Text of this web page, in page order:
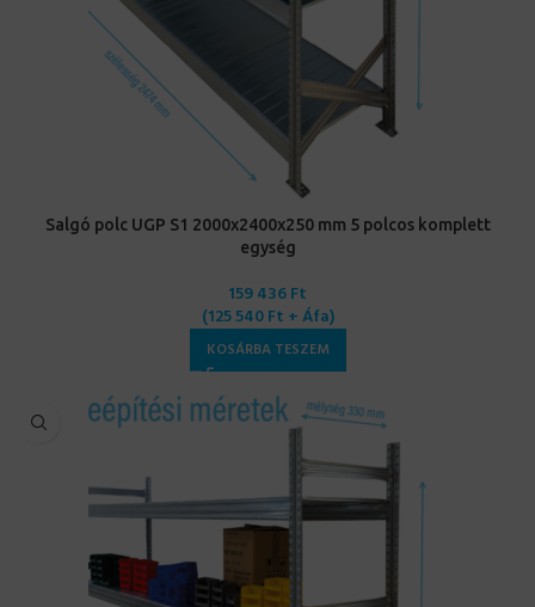
Salgó polc UGP S1 2000x2400x250 mm 5 polcos komplett
egység
159 436Ft
(125 540Ft + Áfa)
KOSÁRBA TESZEM